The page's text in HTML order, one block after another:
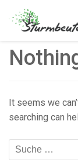
It seems we
searching can
Suche
nach: